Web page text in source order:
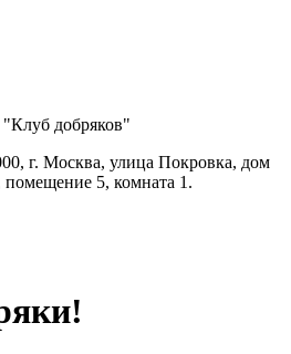
добряков"
г. Москва, улица Покровка, дом
помещение 5, комната 1.